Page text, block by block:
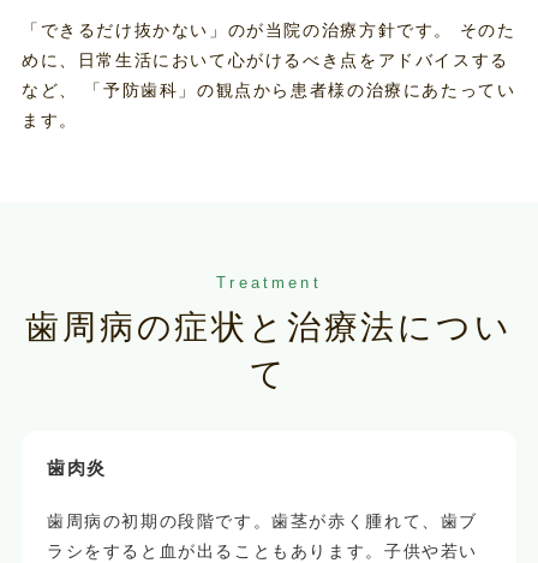
「できるだけ抜かない」のが当院の治療方針です。 そのた
めに、日常生活において心がけるべき点をアドバイスする
など、 「予防歯科」の観点から患者様の治療にあたってい
ます。
Treatment
歯周病の症状と治療法につい
て
歯肉炎
歯周病の初期の段階です。歯茎が赤く腫れて、歯ブ
ラシをすると血が出ることもあります。子供や若い